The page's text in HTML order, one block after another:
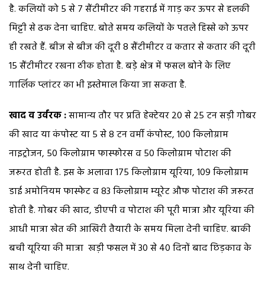
है. कलियों को 5 से 7 सैंटीमीटर की गहराई में गाड़ कर ऊपर से हलकी
मिट्टी से ढक देना चाहिए. बोते समय कलियों के पतले हिस्से को ऊपर
ही रखते हैं. बीज से बीज की दूरी 8 सैंटीमीटर व कतार से कतार की दूरी
15 सैंटीमीटर रखना ठीक होता है. बड़े क्षेत्र में फसल बोने के लिए
गार्लिक प्लांटर का भी इस्तेमाल किया जा सकता है.
खाद व उर्वरक :सामान्य तौर पर प्रति हेक्टेयर 20 से 25 टन सड़ी गोबर
की खाद या कंपोस्ट या 5 से 8 टन वर्मी कंपोस्ट, 100 किलोग्राम
नाइट्रोजन, 50 किलोग्राम फास्फोरस व 50 किलोग्राम पोटाश की
जरूरत होती है. इस के अलावा 175 किलोग्राम यूरिया, 109 किलोग्राम
डाई अमोनियम फास्फेट व 83 किलोग्राम म्यूरेट औफ पोटाश की जरूरत
होती है. गोबर की खाद, डीएपी व पोटाश की पूरी मात्रा और यूरिया की
आधी मात्रा खेत की आखिरी तैयारी के समय मिला देनी चाहिए. बाकी
बची यूरिया की मात्रा खड़ी फसल में 30 से 40 दिनों बाद छिड़काव के
साथ देनी चाहिए.